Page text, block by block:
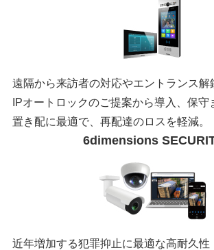
遠隔から来訪者の対応やエントランス解
IPオートロックのご提案から導入、保守
置き配に最適で、再配達のロスを軽減。
6dimensions
近年増加する犯罪抑止に最適な高耐久性